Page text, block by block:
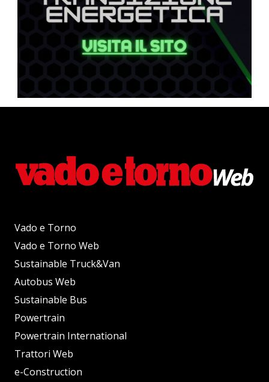
Vado e Torno
Vado e Torno Web
Sustainable Truck&Van
Autobus Web
Sustainable Bus
Powertrain
Powertrain International
Trattori Web
e-Construction